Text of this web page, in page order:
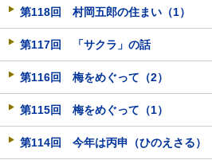
第118回 村岡五郎の住まい（1）
第117回 「サクラ」の話
第116回 梅をめぐって（2）
第115回 梅をめぐって（1）
第114回 今年は丙申（ひのえさる）